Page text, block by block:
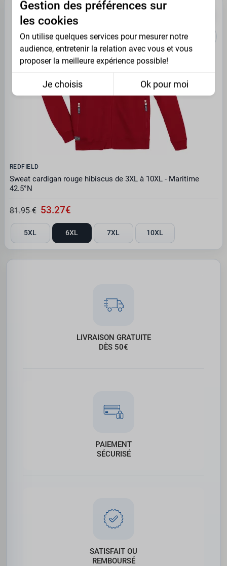
REDFIELD
Sweat cardigan rouge hibiscus de 3XL à 10XL - Maritime
42.5°N
81.95 € 53.27€
5XL 6XL 7XL 10XL
LIVRAISON GRATUITE
DÈS 50€
PAIEMENT
SÉCURISÉ
SATISFAIT OU
REMBOURSÉ
Gestion des préférences sur
les cookies
On utilise quelques services pour mesurer notre
audience, entretenir la relation avec vous et vous
proposer la meilleure expérience possible!
Je choisis Ok pour moi